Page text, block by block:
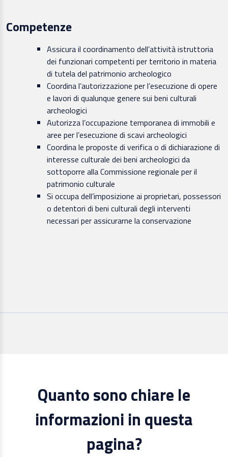
Competenze
Assicura il coordinamento dell’attività istruttoria
dei funzionari competenti per territorio in materia
di tutela del patrimonio archeologico
Coordina l’autorizzazione per l’esecuzione di opere
e lavori di qualunque genere sui beni culturali
archeologici
Autorizza l’occupazione temporanea di immobili e
aree per l’esecuzione di scavi archeologici
Coordina le proposte di verifica o di dichiarazione di
interesse culturale dei beni archeologici da
sottoporre alla Commissione regionale per il
patrimonio culturale
Si occupa dell’imposizione ai proprietari, possessori
o detentori di beni culturali degli interventi
necessari per assicurarne la conservazione
Quanto sono chiare le
informazioni in questa
pagina?